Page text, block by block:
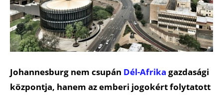
Johannesburg nem csupán Dél-Afrika gazdasági
központja, hanem az emberi jogokért folytatott